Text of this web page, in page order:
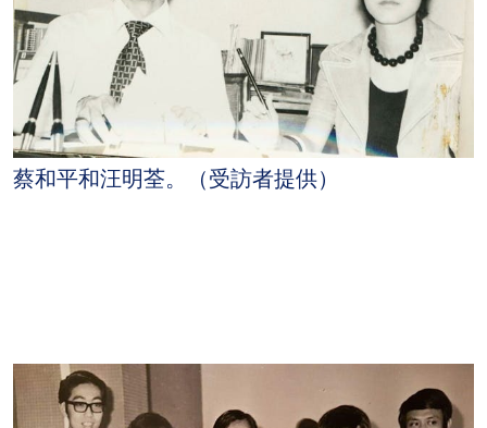
蔡和平和汪明荃。（受訪者提供）